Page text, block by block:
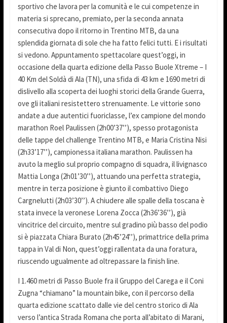
sportivo che lavora per la comunità e le cui competenze in
materia si sprecano, premiato, per la seconda annata
consecutiva dopo il ritorno in Trentino MTB, da una
splendida giornata di sole che ha fatto felici tutti. E i risultati
si vedono. Appuntamento spettacolare quest’oggi, in
occasione della quarta edizione della Passo Buole Xtreme – I
40 Km del Soldà di Ala (TN), una sfida di 43 km e 1690 metri di
dislivello alla scoperta dei luoghi storici della Grande Guerra,
ove gli italiani resistettero strenuamente. Le vittorie sono
andate a due autentici fuoriclasse, l’ex campione del mondo
marathon Roel Paulissen (2h00’37’’), spesso protagonista
delle tappe del challenge Trentino MTB, e Maria Cristina Nisi
(2h33’17’’), campionessa italiana marathon. Paulissen ha
avuto la meglio sul proprio compagno di squadra, il livignasco
Mattia Longa (2h01’30’’), attuando una perfetta strategia,
mentre in terza posizione è giunto il combattivo Diego
Cargnelutti (2h03’30’’). A chiudere alle spalle della toscana è
stata invece la veronese Lorena Zocca (2h36’36’’), già
vincitrice del circuito, mentre sul gradino più basso del podio
si è piazzata Chiara Burato (2h45’24’’), primattrice della prima
tappa in Val di Non, quest’oggi rallentata da una foratura,
riuscendo ugualmente ad oltrepassare la finish line.
I 1.460 metri di Passo Buole fra il Gruppo del Carega e il Coni
Zugna “chiamano” la mountain bike, con il percorso della
quarta edizione scattato dalle vie del centro storico di Ala
verso l’antica Strada Romana che porta all’abitato di Marani,